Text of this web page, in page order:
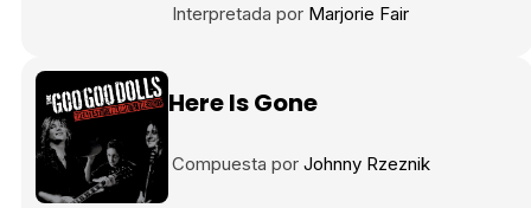
Interpretada por Marjorie Fair
Here Is Gone
Compuesta por Johnny Rzeznik